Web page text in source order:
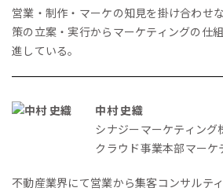
営業・制作・マーケの知見を掛け合わせ
策の立案・実行からマーケティングの仕
進している。
中村 史織
シナジーマーケティング
クラウド事業本部マー
不動産業界にて営業から集客コンサルテ